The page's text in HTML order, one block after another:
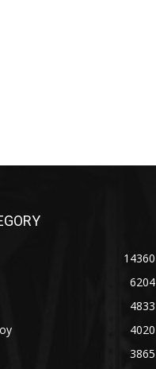
14360
6204
4833
4020
3865